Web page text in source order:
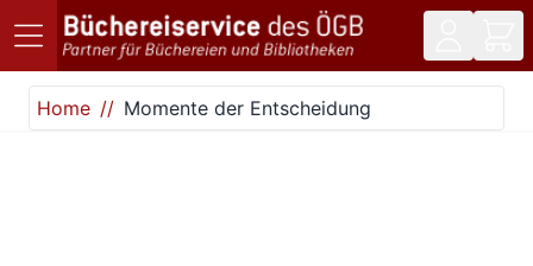
Direkt zum Inhalt
Home
Momente der Entscheidung